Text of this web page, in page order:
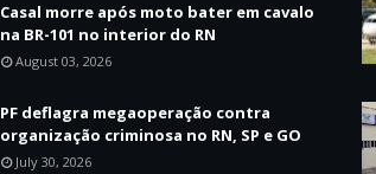
Casal morre após moto bater em cavalo
na BR-101 no interior do RN
August 03, 2026
PF deflagra megaoperação contra
organização criminosa no RN, SP e GO
July 30, 2026